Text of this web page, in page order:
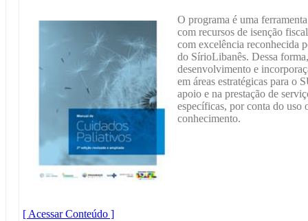
O programa é uma
com recursos de isenção
com excelência reconhecida
do SírioLibanês. Dessa
desenvolvimento e
em áreas estratégicas para o
apoio e na prestação de
específicas, por conta do uso
conhecimento.
[ Acessar Conteúdo ]